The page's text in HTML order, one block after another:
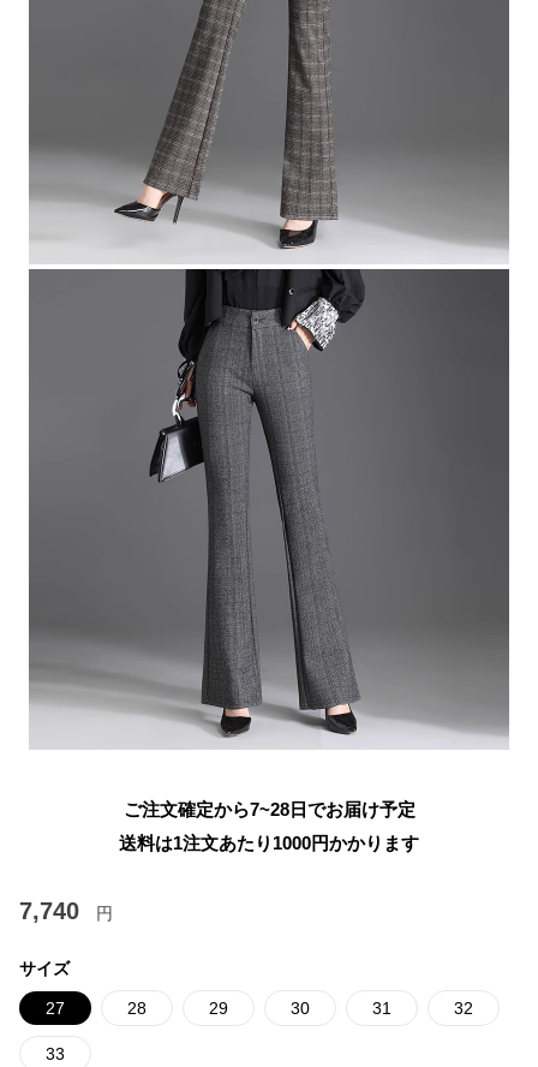
ご注文確定から7~28日でお届け予定
送料は1注文あたり 1000円かかります
7,740 円
サイズ
27 28 29 30 31 32
33